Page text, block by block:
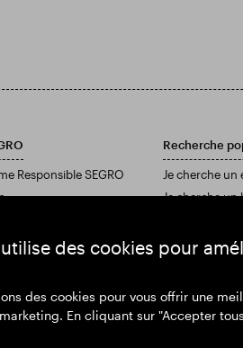
des cookies pour
des cookies pour vous offrir une
En cliquant sur "Accepter
Responsible SEGRO
Recherche
Je cherche
Je cherche